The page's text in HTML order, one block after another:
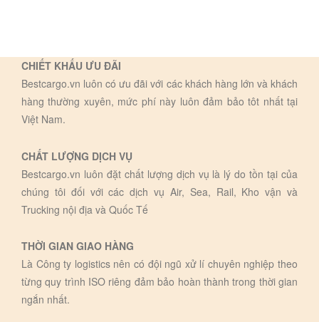
CHIẾT KHẤU ƯU ĐÃI
Bestcargo.vn luôn có ưu đãi với các khách hàng lớn và khách
hàng thường xuyên, mức phí này luôn đảm bảo tôt nhất tại
Việt Nam.
CHẤT LƯỢNG DỊCH VỤ
Bestcargo.vn luôn đặt chất lượng dịch vụ là lý do tồn tại của
chúng tôi đối với các dịch vụ Air, Sea, Rail, Kho vận và
Trucking nội địa và Quốc Tế
THỜI GIAN GIAO HÀNG
Là Công ty logistics nên có đội ngũ xử lí chuyên nghiệp theo
từng quy trình ISO riêng đảm bảo hoàn thành trong thời gian
ngắn nhất.